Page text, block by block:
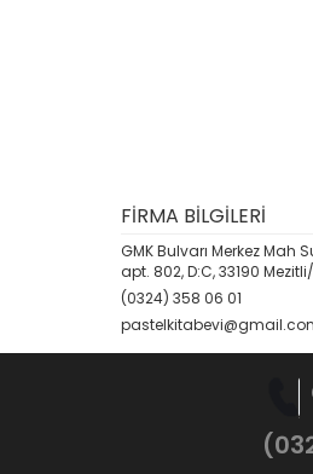
FİRMA BİLGİLERİ
GMK Bulvarı Merkez Mah
apt. 802, D:C, 33190
(0324) 358 06 01